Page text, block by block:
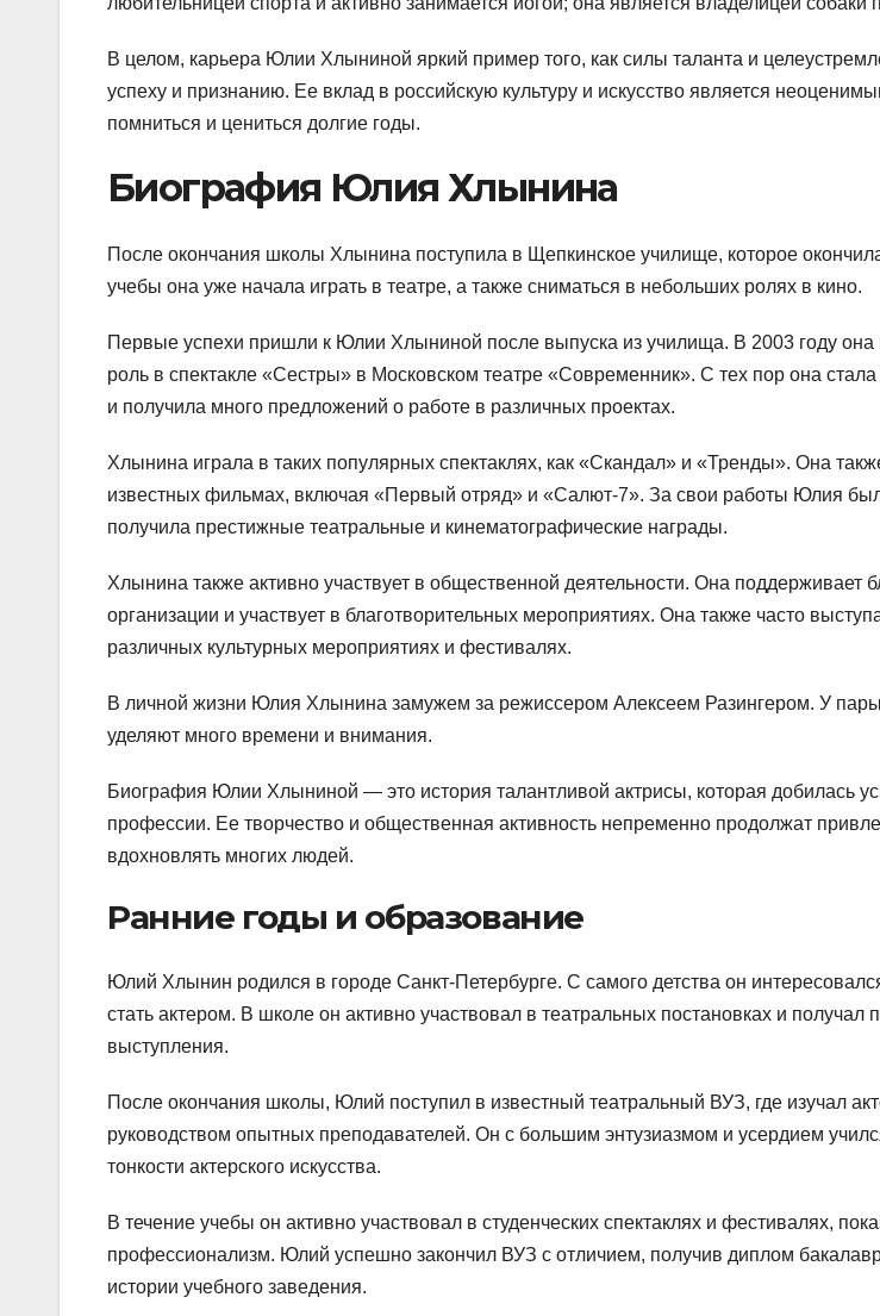
В целом, карьера Юлии Хлыниной яркий пример того, как силы таланта и
успеху и признанию. Ее вклад в российскую культуру и искусство является
помниться и цениться долгие годы.
Биография Юлия Хлынина
После окончания школы Хлынина поступила в Щепкинское училище, которое
учебы она уже начала играть в театре, а также сниматься в небольших ролях в кино.
Первые успехи пришли к Юлии Хлыниной после выпуска из училища. В 2003 году она
роль в спектакле «Сестры» в Московском театре «Современник». С тех пор она
и получила много предложений о работе в различных проектах.
Хлынина играла в таких популярных спектаклях, как «Скандал» и «Тренды». Она
известных фильмах, включая «Первый отряд» и «Салют-7». За свои работы Юлия
получила престижные театральные и кинематографические награды.
Хлынина также активно участвует в общественной деятельности. Она поддерживает
организации и участвует в благотворительных мероприятиях. Она также часто
различных культурных мероприятиях и фестивалях.
В личной жизни Юлия Хлынина замужем за режиссером Алексеем Разингером. У
уделяют много времени и внимания.
Биография Юлии Хлыниной — это история талантливой актрисы, которая добилась
профессии. Ее творчество и общественная активность непременно продолжат
вдохновлять многих людей.
Ранние годы и образование
Юлий Хлынин родился в городе Санкт-Петербурге. С самого детства он
стать актером. В школе он активно участвовал в театральных постановках и получал
выступления.
После окончания школы, Юлий поступил в известный театральный ВУЗ, где изучал
руководством опытных преподавателей. Он с большим энтузиазмом и усердием
тонкости актерского искусства.
В течение учебы он активно участвовал в студенческих спектаклях и фестивалях,
профессионализм. Юлий успешно закончил ВУЗ с отличием, получив диплом
истории учебного заведения.